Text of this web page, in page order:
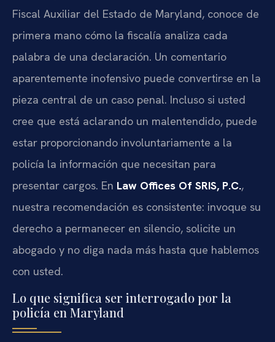
Fiscal Auxiliar del Estado de Maryland, conoce de
primera mano cómo la fiscalía analiza cada
palabra de una declaración. Un comentario
aparentemente inofensivo puede convertirse en la
pieza central de un caso penal. Incluso si usted
cree que está aclarando un malentendido, puede
estar proporcionando involuntariamente a la
policía la información que necesitan para
presentar cargos. En Law Offices Of SRIS, P.C.,
nuestra recomendación es consistente: invoque su
derecho a permanecer en silencio, solicite un
abogado y no diga nada más hasta que hablemos
con usted.
Lo que significa ser interrogado por la
policía en Maryland